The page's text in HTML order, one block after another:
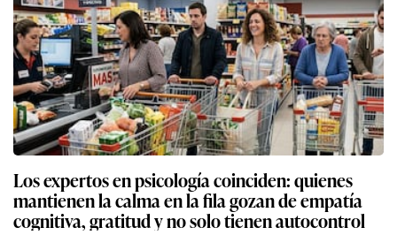
Los expertos en psicología coinciden: quienes
mantienen la calma en la fila gozan de empatía
cognitiva, gratitud y no solo tienen autocontrol